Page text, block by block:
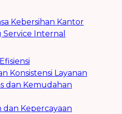
Kebersihan Kantor
Internal
Konsistensi Layanan
dan Kemudahan
dan Kepercayaan